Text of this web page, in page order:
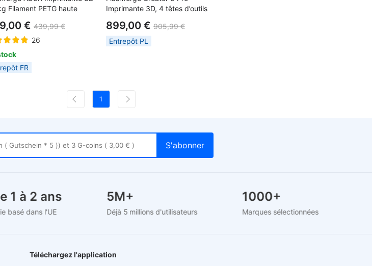
Filament PETG haute
Noir et Jaune
€ 439,99 €
26
FR
Imprimante 3D, 4 têtes d’outils
600 mm/s, volume d’impression
256×256×256 mm, extrudeur
320°C, chambre chauffée,
899,00 € 905,99 €
Entrepôt PL
1
1 à 2 ans
basé dans l'UE
5M+
Déjà 5 millions d'utilisateurs
1000+
Marques sélectionnées
Téléchargez l'application